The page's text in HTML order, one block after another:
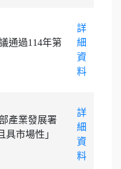
通過114年第
詳
細
資
料
產業發展署
具市場性」
詳
細
資
料